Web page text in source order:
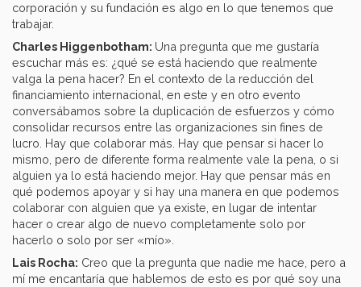
corporación y su fundación es algo en lo que tenemos que
trabajar.
Charles Higgenbotham: Una pregunta que me gustaría
escuchar más es: ¿qué se está haciendo que realmente
valga la pena hacer? En el contexto de la reducción del
financiamiento internacional, en este y en otro evento
conversábamos sobre la duplicación de esfuerzos y cómo
consolidar recursos entre las organizaciones sin fines de
lucro. Hay que colaborar más. Hay que pensar si hacer lo
mismo, pero de diferente forma realmente vale la pena, o si
alguien ya lo está haciendo mejor. Hay que pensar más en
qué podemos apoyar y si hay una manera en que podemos
colaborar con alguien que ya existe, en lugar de intentar
hacer o crear algo de nuevo completamente solo por
hacerlo o solo por ser «mío».
Lais Rocha: Creo que la pregunta que nadie me hace, pero a
mí me encantaría que hablemos de esto es por qué soy una